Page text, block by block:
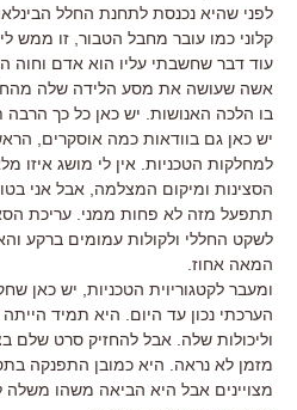
לפני שהיא נכנסת לתחנת החלל
קלוני כמו עובר מחבל הטבור, זו ממש
עוד דבר שחשבתי עליו הוא אדם וחוה
אשה שעושה את מסע הלידה שלה
בו הלכה האנושות. יש כאן כל כך הרבה
יש כאן גם בוודאות כמה אוסקרים,
למחלקות הטכניות. אין לי מושג
הסצינות ומיקום המצלמה, אבל אני
תתפעל מזה לא פחות ממני. עריכת
לשקט החללי ולקולות עמומים ברקע
המאה אחוז.
ומעבר לקטגוריוית הטכניות, יש כאן
הערכתי נכון עד היום. היא תמיד
וליכולות שלה. אבל להחזיק סרט שלם
מזמן לא נראה. היא כמובן התפנקה
מצויינים אבל היא הביאה משהו משלה